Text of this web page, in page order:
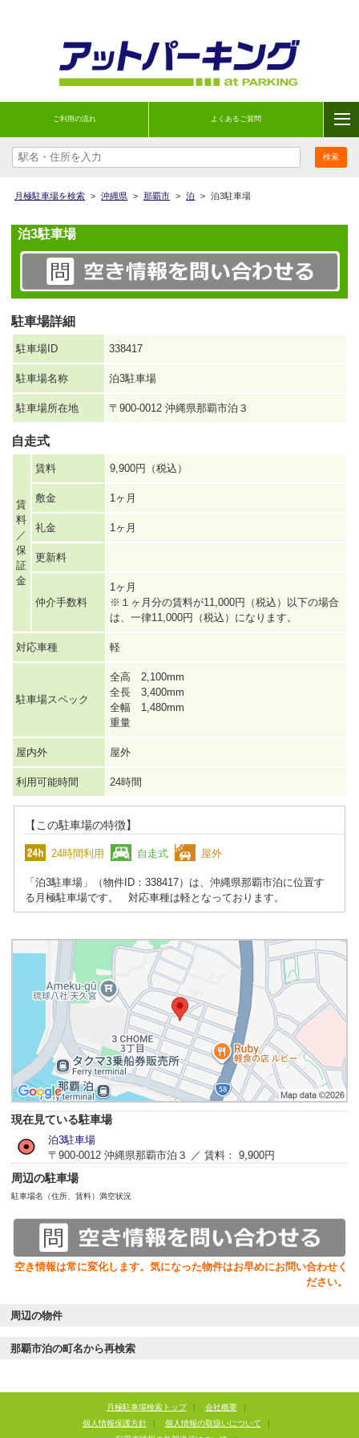
ご利用の流れ よくあるご質問
月極駐車場を検索 > 沖縄県 > 那覇市 > 泊 > 泊3駐車場
泊3駐車場
駐車場詳細
駐車場ID 338417
駐車場名称 泊3駐車場
駐車場所在地 〒900-0012 沖縄県那覇市泊３
自走式
賃
料
／
保
証
金
賃料 9,900円（税込）
敷金 1ヶ月
礼金 1ヶ月
更新料
仲介手数料
1ヶ月
※１ヶ月分の賃料が11,000円（税込）以下の場合
は、一律11,000円（税込）になります。
対応車種 軽
駐車場スペック
全高 2,100mm
全長 3,400mm
全幅 1,480mm
重量
屋内外 屋外
利用可能時間 24時間
【この駐車場の特徴】
24時間利用 自走式 屋外
「泊3駐車場」（物件ID：338417）は、沖縄県那覇市泊に位置す
る月極駐車場です。 対応車種は軽となっております。
現在見ている駐車場
泊3駐車場
〒900-0012 沖縄県那覇市泊３ ／ 賃料： 9,900円
周辺の駐車場
駐車場名（住所、賃料） 満空状況
空き情報は常に変化します。気になった物件はお早めにお問い合わせく
ださい。
周辺の物件
那覇市泊の町名から再検索
月極駐車場検索トップ | 会社概要
|
個人情報保護方針
| 個人情報の取扱いについて
|